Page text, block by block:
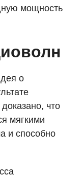
мощность
о
что
мягкими
и способно